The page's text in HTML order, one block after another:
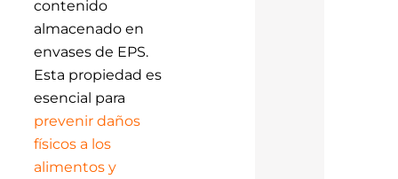
contenido
almacenado en
envases de EPS.
Esta propiedad es
esencial para
prevenir daños
físicos a los
alimentos y